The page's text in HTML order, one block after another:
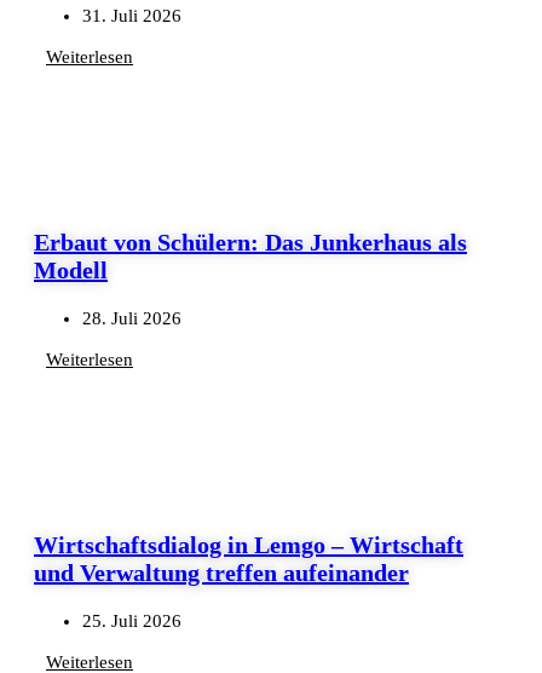
31. Juli 2026
Weiterlesen
Erbaut von Schülern: Das Junkerhaus als
Modell
28. Juli 2026
Weiterlesen
Wirtschaftsdialog in Lemgo – Wirtschaft
und Verwaltung treffen aufeinander
25. Juli 2026
Weiterlesen